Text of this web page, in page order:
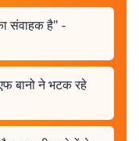
संवाहक है" -
बानो ने भटक रहे